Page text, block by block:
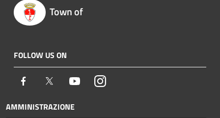
Town of
FOLLOW US ON
Facebook Twitter YoutubeInstagram
AMMINISTRAZIONE